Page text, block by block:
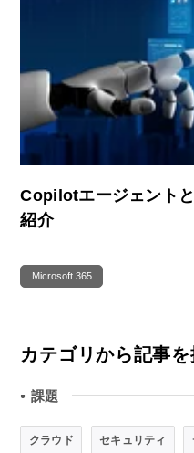
Copilotエージェント
紹介
Microsoft 365
カテゴリから記事を
● 課題
クラウド セキュリティ